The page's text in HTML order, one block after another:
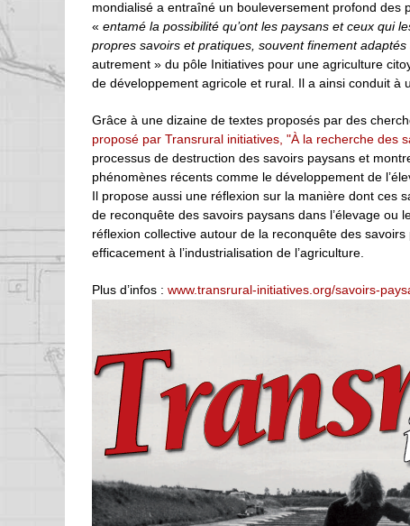
mondialisé a entraîné un bouleversement profond des
« entamé la possibilité qu’ont les paysans et ceux qui
propres savoirs et pratiques, souvent finement
autrement » du pôle Initiatives pour une agriculture
de développement agricole et rural. Il a ainsi conduit à
Grâce à une dizaine de textes proposés par des
proposé par Transrural initiatives, "À la recherche des
processus de destruction des savoirs paysans et
phénomènes récents comme le développement de
Il propose aussi une réflexion sur la manière dont ces
de reconquête des savoirs paysans dans l’élevage ou
réflexion collective autour de la reconquête des
efficacement à l’industrialisation de l’agriculture.
Plus d’infos : www.transrural-initiatives.org/savoirs-